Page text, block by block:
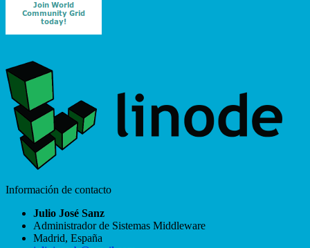
Información de contacto
Julio José Sanz
Administrador de Sistemas Middleware
Madrid, España